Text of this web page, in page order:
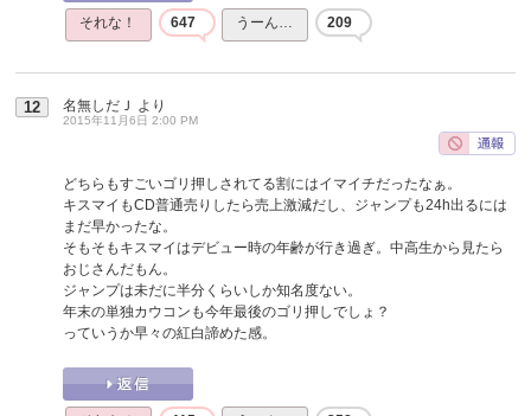
それな！ 647 うーん… 209
12 名無しだＪ より
2015年11月6日 2:00 PM
どちらもすごいゴリ押しされてる割にはイマイチだったなぁ。
キスマイもCD普通売りしたら売上激減だし、ジャンプも24h出るには
まだ早かったな。
そもそもキスマイはデビュー時の年齢が行き過ぎ。中高生から見たら
おじさんだもん。
ジャンプは未だに半分くらいしか知名度ない。
年末の単独カウコンも今年最後のゴリ押しでしょ？
っていうか早々の紅白諦めた感。